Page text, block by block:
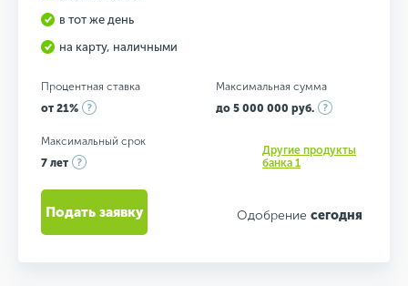
в тот же день
на карту, наличными
Процентная ставка
от 21%
Максимальная сумма
до 5 000 000 руб.
Максимальный срок
7 лет
Другие продукты
банка 1
Одобрение сегодня
Подать заявку